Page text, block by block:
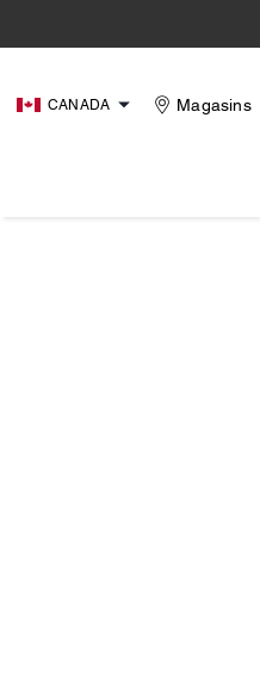
CANADA Magasins